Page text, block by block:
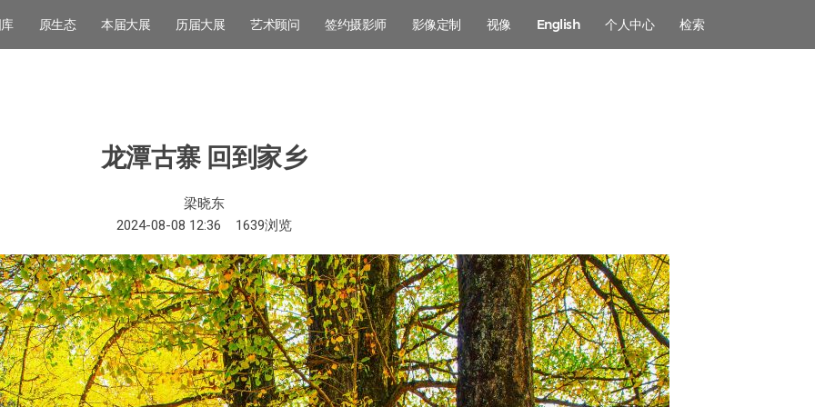
原生态 本届大展 历届大展 艺术顾问 签约摄影师 影像定制 视像 English 个人中心 检索
龙潭古寨 回到家乡
梁晓东
2024-08-08 12:36
1639浏览